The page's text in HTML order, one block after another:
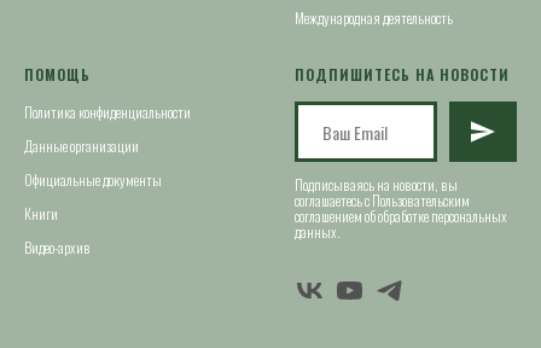
Международная деятельность
ПОМОЩЬ
Политика конфиденциальности
Данные организации
Официальные документы
Книги
Видео-архив
ПОДПИШИТЕСЬ НА НОВОСТИ
Подписываясь на новости, вы
соглашаетесь с Пользовательским
соглашением об обработке персональных
данных.